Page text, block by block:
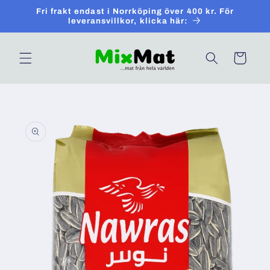
Skip toFri frakt endast i Norrköping över 400 kr. För
leveransvillkor, klicka här:
Cart
information